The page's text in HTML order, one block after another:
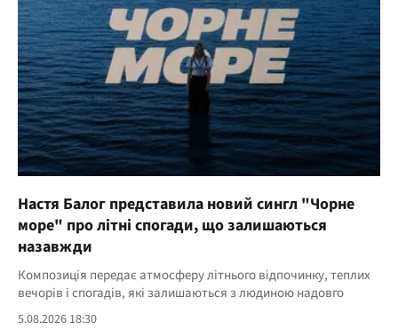
Настя Балог представила новий сингл "Чорне
море" про літні спогади, що залишаються
назавжди
Композиція передає атмосферу літнього відпочинку, теплих
вечорів і спогадів, які залишаються з людиною надовго
5.08.2026 18:30